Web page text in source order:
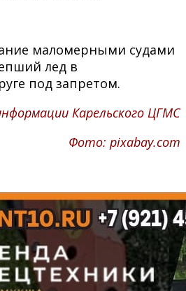
маломерными судами
лед в
под запретом.
Карельского ЦГМС
Фото: pixabay.com